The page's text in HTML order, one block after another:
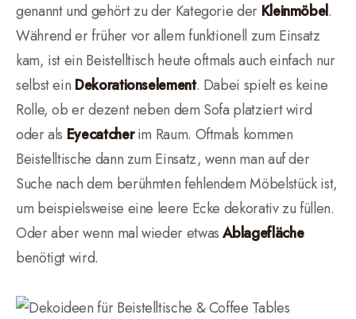
genannt und gehört zu der Kategorie der Kleinmöbel.
Während er früher vor allem funktionell zum Einsatz
kam, ist ein Beistelltisch heute oftmals auch einfach nur
selbst ein Dekorationselement. Dabei spielt es keine
Rolle, ob er dezent neben dem Sofa platziert wird
oder als Eyecatcherim Raum. Oftmals kommen
Beistelltische dann zum Einsatz, wenn man auf der
Suche nach dem berühmten fehlendem Möbelstück ist,
um beispielsweise eine leere Ecke dekorativ zu füllen.
Oder aber wenn mal wieder etwasAblagefläche
benötigt wird.